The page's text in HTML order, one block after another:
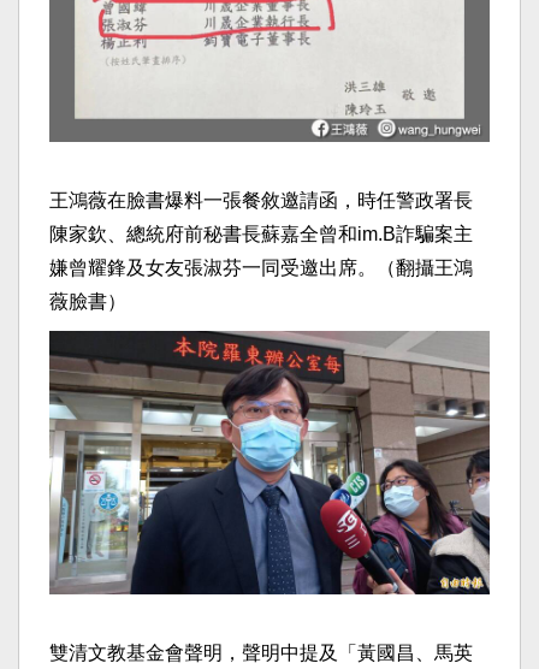
王鴻薇在臉書爆料一張餐敘邀請函，時任警政署長
陳家欽、總統府前秘書長蘇嘉全曾和im.B詐騙案主
嫌曾耀鋒及女友張淑芬一同受邀出席。（翻攝王鴻
薇臉書）
雙清文教基金會聲明，聲明中提及「黃國昌、馬英